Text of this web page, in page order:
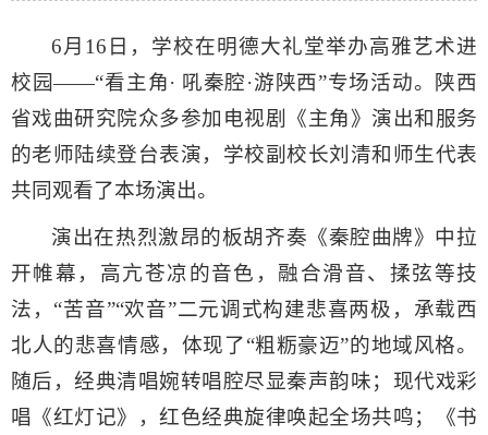
6月16日，学校在明德大礼堂举办高雅艺术进
校园——“看主角· 吼秦腔·游陕西”专场活动。陕西
省戏曲研究院众多参加电视剧《主角》演出和服务
的老师陆续登台表演，学校副校长刘清和师生代表
共同观看了本场演出。
演出在热烈激昂的板胡齐奏《秦腔曲牌》中拉
开帷幕，高亢苍凉的音色，融合滑音、揉弦等技
法，“苦音”“欢音”二元调式构建悲喜两极，承载西
北人的悲喜情感，体现了“粗粝豪迈”的地域风格。
随后，经典清唱婉转唱腔尽显秦声韵味；现代戏彩
唱《红灯记》，红色经典旋律唤起全场共鸣；《书